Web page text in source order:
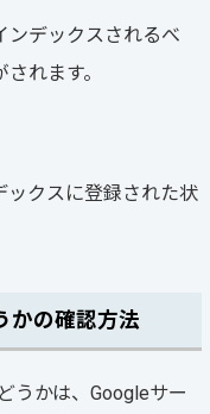
ンデックスされるべ
れます。
ックスに登録された状
かの確認方法
うかは、Googleサー